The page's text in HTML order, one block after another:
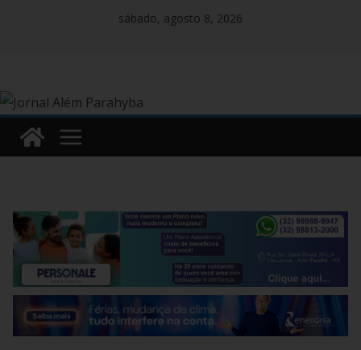
sábado, agosto 8, 2026